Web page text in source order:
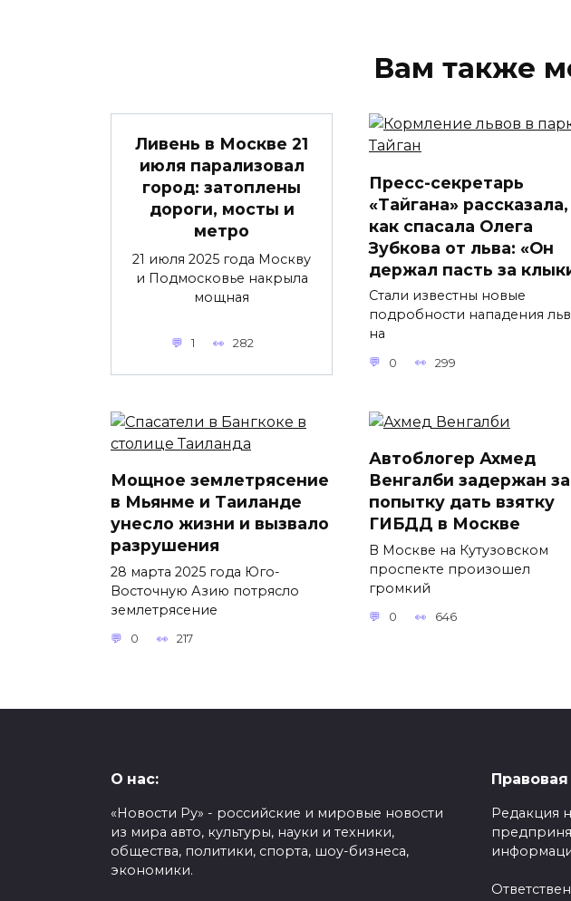
Вам также
Ливень в Москве 21
июля парализовал
город: затоплены
дороги, мосты и
метро
21 июля 2025 года Москву
и Подмосковье накрыла
мощная
1 282
Пресс-секретарь
«Тайгана» рассказала,
как спасала Олега
Зубкова от льва: «Он
держал пасть за
Стали известны новые
подробности нападения
на
0 299
Мощное землетрясение
в Мьянме и Таиланде
унесло жизни и вызвало
разрушения
28 марта 2025 года Юго-
Восточную Азию потрясло
землетрясение
0 217
Автоблогер Ахмед
Венгалби задержан за
попытку дать взятку
ГИБДД в Москве
В Москве на Кутузовском
проспекте произошел
громкий
0 646
О нас:
«Новости Ру» - российские и мировые новости
из мира авто, культуры, науки и техники,
общества, политики, спорта, шоу-бизнеса,
экономики.
Редакция